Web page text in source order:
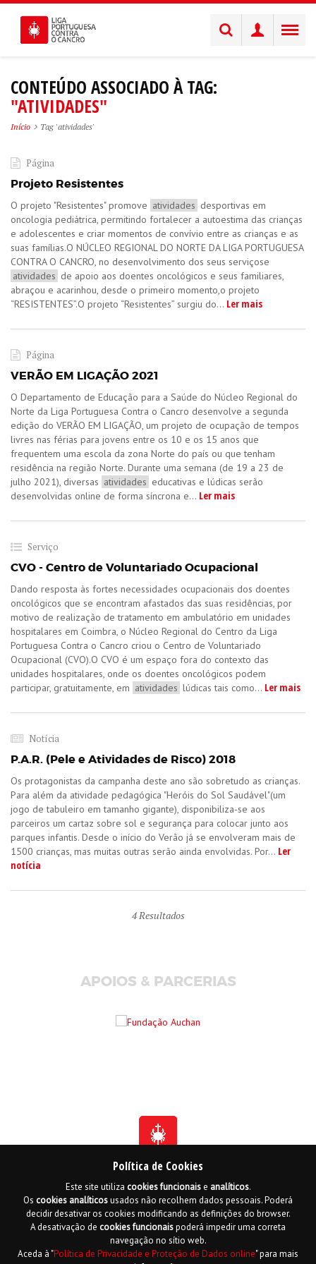
Política de Cookies
Este site utiliza cookiesfuncionaise analíticos.
Os cookies analíticosusados não recolhem dados pessoais. Poderá
decidir desativar os cookies modificando as definições do browser.
A desativação de cookiesfuncionaispoderá impedir uma correta
navegação no sítio web.
Aceda à "Política de Privacidade e Proteção de Dados online" para mais
CONTEÚDO ASSOCIADO À TAG:
"ATIVIDADES"
Início Tag 'atividades'
Página
Projeto Resistentes
O projeto "Resistentes" promove atividades desportivas em
oncologia pediátrica, permitindo fortalecer a autoestima das crianças
e adolescentes e criar momentos de convívio entre as crianças e as
suas famílias.O NÚCLEO REGIONAL DO NORTE DA LIGA PORTUGUESA
CONTRA O CANCRO, no desenvolvimento dos seus serviçose
atividades de apoio aos doentes oncológicos e seus familiares,
abraçou e acarinhou, desde o primeiro momento,o projeto
“RESISTENTES”.O projeto “Resistentes” surgiu do... Ler mais
Página
VERÃO EM LIGAÇÃO 2021
​O Departamento de Educação para a Saúde do Núcleo Regional do
Norte da Liga Portuguesa Contra o Cancro desenvolve a segunda
edição do VERÃO EM LIGAÇÃO, um projeto de ocupação de tempos
livres nas férias para jovens entre os 10 e os 15 anos que
frequentem uma escola da zona Norte do país ou que tenham
residência na região Norte. Durante uma semana (de 19 a 23 de
julho 2021), diversas atividades educativas e lúdicas serão
desenvolvidas online de forma síncrona e... Ler mais
Serviço
CVO - Centro de Voluntariado Ocupacional
​Dando resposta às fortes necessidades ocupacionais dos doentes
oncológicos que se encontram afastados das suas residências, por
motivo de realização de tratamento em ambulatório em unidades
hospitalares em Coimbra, o Núcleo Regional do Centro da Liga
Portuguesa Contra o Cancro criou o Centro de Voluntariado
Ocupacional (CVO).O CVO é um espaço fora do contexto das
unidades hospitalares, onde os doentes oncológicos podem
participar, gratuitamente, em atividades lúdicas tais como... Ler mais
Notícia
P.A.R. (Pele e Atividades de Risco) 2018
Os protagonistas da campanha deste ano são sobretudo as crianças.
Para além da atividade pedagógica "Heróis do Sol Saudável"(um
jogo de tabuleiro em tamanho gigante), disponibiliza-se aos
parceiros um cartaz sobre sol e segurança para colocar junto aos
parques infantis. Desde o início do Verão já se envolveram mais de
1500 crianças, mas muitas outras serão ainda envolvidas. Por... Ler
notícia
4Resultados
APOIOS & PARCERIAS
Fundada em 1941
Membro Honorário da Ordem de Benemerência - 1966
Membro Honorário da Ordem de Cristo - 2006
Ordem do Infante D. Henrique - 2016
Livro de reclamações online
Política de Privacidade e Proteção de Dados
English